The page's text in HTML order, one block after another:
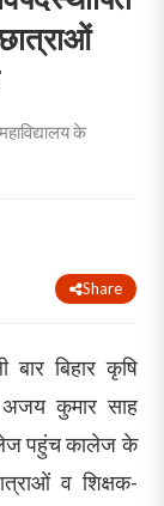
के
Share
बिहार कृषि
अजय कुमार साह
पहुंच कालेज के
व शिक्षक-